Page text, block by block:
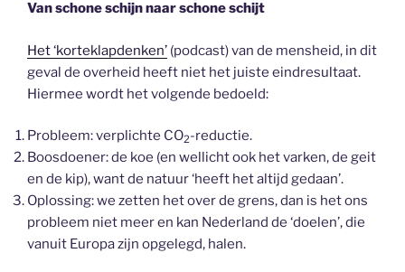
Van schone schijn naar schone schijt
Het ‘korteklapdenken’ (podcast) van de mensheid, in dit
geval de overheid heeft niet het juiste eindresultaat.
Hiermee wordt het volgende bedoeld:
Probleem: verplichte CO2-reductie.
Boosdoener: de koe (en wellicht ook het varken, de geit
en de kip), want de natuur ‘heeft het altijd gedaan’.
Oplossing: we zetten het over de grens, dan is het ons
probleem niet meer en kan Nederland de ‘doelen’, die
vanuit Europa zijn opgelegd, halen.